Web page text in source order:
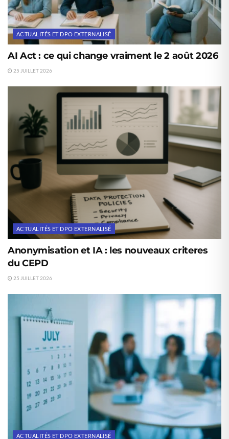
ACTUALITÉS ET DPO EXTERNALISÉ
AI Act : ce qui change vraiment le 2 août 2026
25 JUILLET 2026
ACTUALITÉS ET DPO EXTERNALISÉ
Anonymisation et IA : les nouveaux criteres
du CEPD
25 JUILLET 2026
ACTUALITÉS ET DPO EXTERNALISÉ